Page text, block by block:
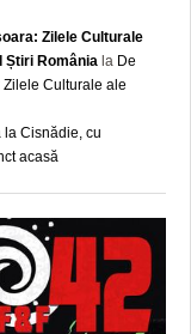
Zilele Culturale
Știri România la De
Culturale ale
la Cisnădie, cu
acasă